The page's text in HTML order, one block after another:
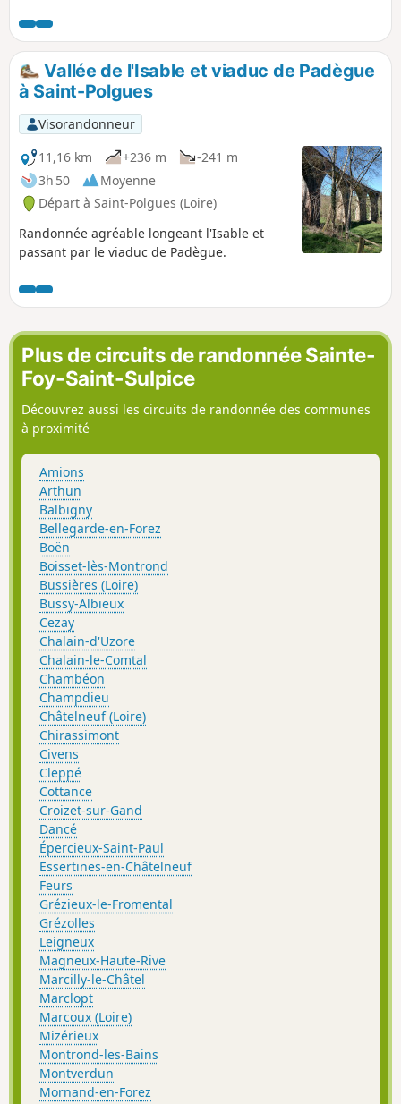
Vallée de l'Isable et viaduc de Padègue
à Saint-Polgues
Visorandonneur
11,16 km
+236 m
-241 m
3h 50
Moyenne
Départ à Saint-Polgues (Loire)
Randonnée agréable longeant l'Isable et
passant par le viaduc de Padègue.
Plus de circuits de randonnée Sainte-
Foy-Saint-Sulpice
Découvrez aussi les circuits de randonnée des communes
à proximité
Amions
Arthun
Balbigny
Bellegarde-en-Forez
Boën
Boisset-lès-Montrond
Bussières (Loire)
Bussy-Albieux
Cezay
Chalain-d'Uzore
Chalain-le-Comtal
Chambéon
Champdieu
Châtelneuf (Loire)
Chirassimont
Civens
Cleppé
Cottance
Croizet-sur-Gand
Dancé
Épercieux-Saint-Paul
Essertines-en-Châtelneuf
Feurs
Grézieux-le-Fromental
Grézolles
Leigneux
Magneux-Haute-Rive
Marcilly-le-Châtel
Marclopt
Marcoux (Loire)
Mizérieux
Montrond-les-Bains
Montverdun
Mornand-en-Forez